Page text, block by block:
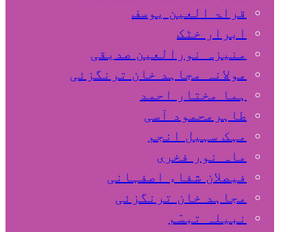
قراۃ العین یوسف
ابرار خٹک
منیزہ نورالعین صدیقی
مولانہ مجاہد خان ترنگزئی
ہما مختار احمد
طاہرمحمود آسی
مہک سہیل انجم
ماہ نور فخری
فیصلان شفاء اصفہانی
مجاہد خان ترنگزئی
نبیلہ تبسّم